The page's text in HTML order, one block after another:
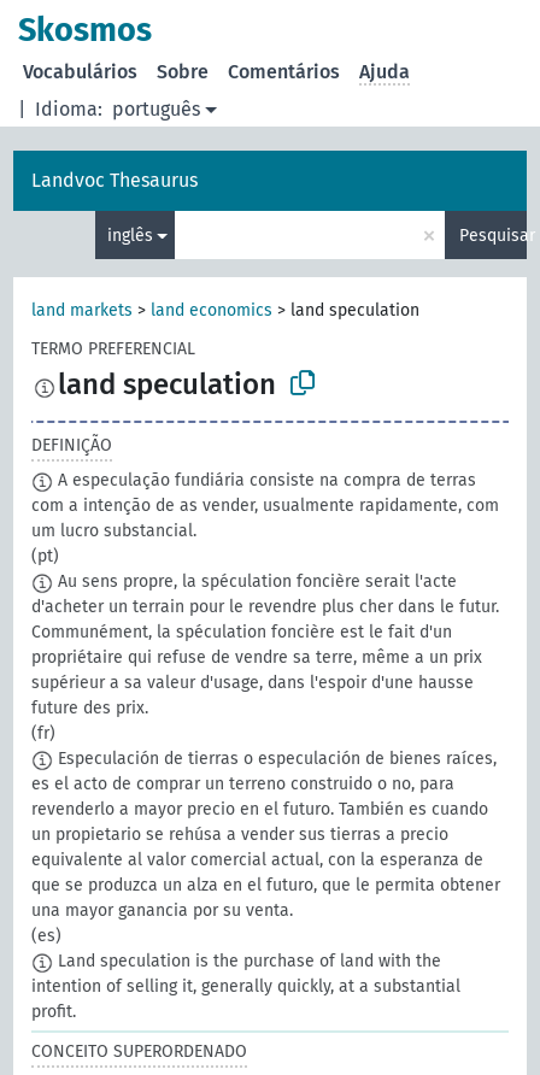
principal
Skosmos
Idioma: português
Vocabulários Sobre Comentários Ajuda
Landvoc Thesaurus
inglês × Pesquisar
land markets > land economics > land speculation
TERMO PREFERENCIAL
land speculation
DEFINIÇÃO
A especulação fundiária consiste na compra de terras
com a intenção de as vender, usualmente rapidamente, com
um lucro substancial.
(pt)
Au sens propre, la spéculation foncière serait l'acte
d'acheter un terrain pour le revendre plus cher dans le futur.
Communément, la spéculation foncière est le fait d'un
propriétaire qui refuse de vendre sa terre, même a un prix
supérieur a sa valeur d'usage, dans l'espoir d'une hausse
future des prix.
(fr)
Especulación de tierras o especulación de bienes raíces,
es el acto de comprar un terreno construido o no, para
revenderlo a mayor precio en el futuro. También es cuando
un propietario se rehúsa a vender sus tierras a precio
equivalente al valor comercial actual, con la esperanza de
que se produzca un alza en el futuro, que le permita obtener
una mayor ganancia por su venta.
(es)
Land speculation is the purchase of land with the
intention of selling it, generally quickly, at a substantial
profit.
CONCEITO SUPERORDENADO